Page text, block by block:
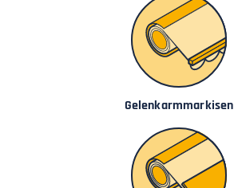
Gelenkarmmarkisen